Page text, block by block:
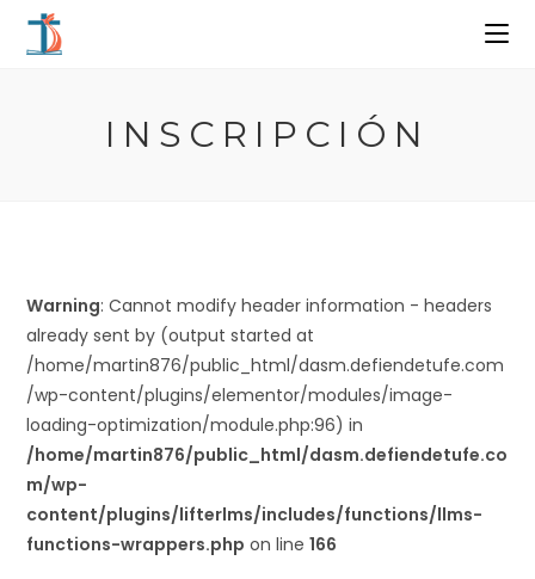
INSCRIPCIÓN
Warning: Cannot modify header information - headers
already sent by (output started at
/home/martin876/public_html/dasm.defiendetufe.com
/wp-content/plugins/elementor/modules/image-
loading-optimization/module.php:96) in
/home/martin876/public_html/dasm.defiendetufe.co
m/wp-
content/plugins/lifterlms/includes/functions/llms-
functions-wrappers.php on line166